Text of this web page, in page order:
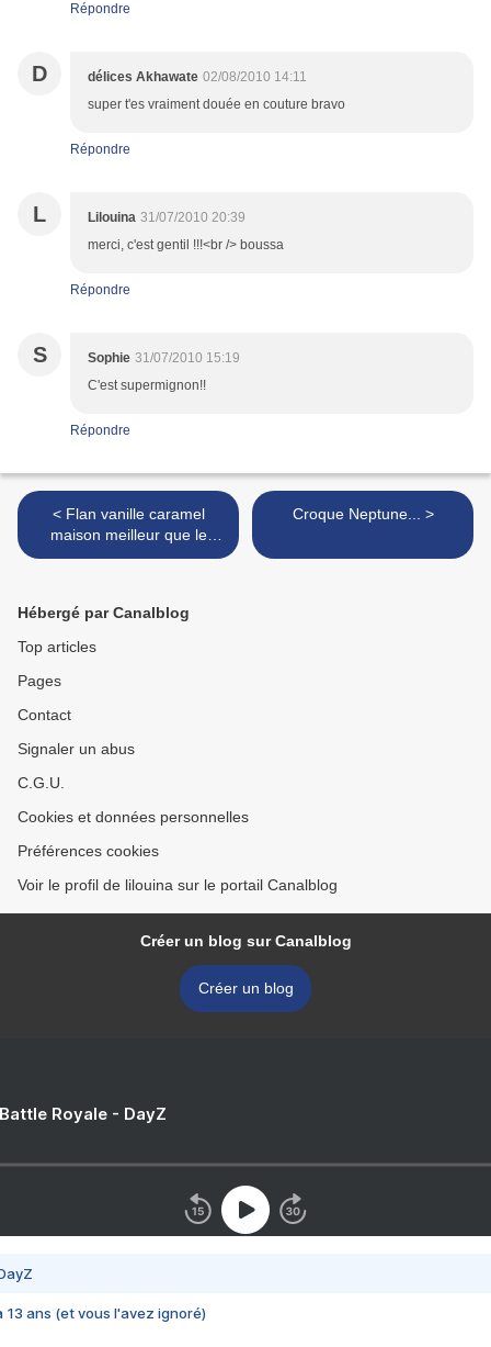
Répondre
D délices Akhawate 02/08/2010 14:11
super t'es vraiment douée en couture bravo
Répondre
L Lilouina 31/07/2010 20:39
merci, c'est gentil !!!<br /> boussa
Répondre
S Sophie 31/07/2010 15:19
C'est supermignon!!
Répondre
< Flan vanille caramel
maison meilleur que le
flanby...
Croque Neptune... >
Hébergé par Canalblog
Top articles
Pages
Contact
Signaler un abus
C.G.U.
Cookies et données personnelles
Préférences cookies
Voir le profil de lilouina sur le portail Canalblog
Créer un blog sur Canalblog
Créer un blog
Royale - DayZ
13 ans (et vous l'avez ignoré)